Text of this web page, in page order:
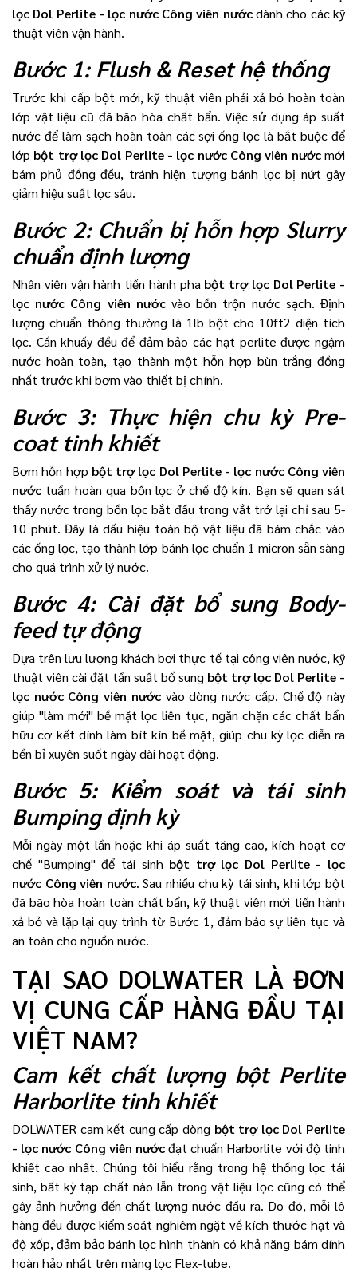
lọc Dol Perlite - lọc nước Công viên nướcdành cho các kỹ
thuật viên vận hành.
Bước 1: Flush & Reset hệ thống
Trước khi cấp bột mới, kỹ thuật viên phải xả bỏ hoàn toàn
lớp vật liệu cũ đã bão hòa chất bẩn. Việc sử dụng áp suất
nước để làm sạch hoàn toàn các sợi ống lọc là bắt buộc để
lớp bột trợ lọc Dol Perlite - lọc nước Công viên nướcmới
bám phủ đồng đều, tránh hiện tượng bánh lọc bị nứt gây
giảm hiệu suất lọc sâu.
Bước 2: Chuẩn bị hỗn hợp Slurry
chuẩn định lượng
Nhân viên vận hành tiến hành pha bột trợ lọc Dol Perlite -
lọc nước Công viên nướcvào bồn trộn nước sạch. Định
lượng chuẩn thông thường là 1lb bột cho 10ft2 diện tích
lọc. Cần khuấy đều để đảm bảo các hạt perlite được ngậm
nước hoàn toàn, tạo thành một hỗn hợp bùn trắng đồng
nhất trước khi bơm vào thiết bị chính.
Bước 3: Thực hiện chu kỳ Pre-
coat tinh khiết
Bơm hỗn hợp bột trợ lọc Dol Perlite - lọc nước Công viên
nước tuần hoàn qua bồn lọc ở chế độ kín. Bạn sẽ quan sát
thấy nước trong bồn lọc bắt đầu trong vắt trở lại chỉ sau 5-
10 phút. Đây là dấu hiệu toàn bộ vật liệu đã bám chắc vào
các ống lọc, tạo thành lớp bánh lọc chuẩn 1 micron sẵn sàng
cho quá trình xử lý nước.
Bước 4: Cài đặt bổ sung Body-
feed tự động
Dựa trên lưu lượng khách bơi thực tế tại công viên nước, kỹ
thuật viên cài đặt tần suất bổ sung bột trợ lọc Dol Perlite -
lọc nước Công viên nướcvào dòng nước cấp. Chế độ này
giúp "làm mới" bề mặt lọc liên tục, ngăn chặn các chất bẩn
hữu cơ kết dính làm bít kín bề mặt, giúp chu kỳ lọc diễn ra
bền bỉ xuyên suốt ngày dài hoạt động.
Bước 5: Kiểm soát và tái sinh
Bumping định kỳ
Mỗi ngày một lần hoặc khi áp suất tăng cao, kích hoạt cơ
chế "Bumping" để tái sinh bột trợ lọc Dol Perlite - lọc
nước Công viên nước. Sau nhiều chu kỳ tái sinh, khi lớp bột
đã bão hòa hoàn toàn chất bẩn, kỹ thuật viên mới tiến hành
xả bỏ và lặp lại quy trình từ Bước 1, đảm bảo sự liên tục và
an toàn cho nguồn nước.
TẠI SAO DOLWATER LÀ ĐƠN
VỊ CUNG CẤP HÀNG ĐẦU TẠI
VIỆT NAM?
Cam kết chất lượng bột Perlite
Harborlite tinh khiết
DOLWATER cam kết cung cấp dòng bột trợ lọc Dol Perlite
- lọc nước Công viên nướcđạt chuẩn Harborlite với độ tinh
khiết cao nhất. Chúng tôi hiểu rằng trong hệ thống lọc tái
sinh, bất kỳ tạp chất nào lẫn trong vật liệu lọc cũng có thể
gây ảnh hưởng đến chất lượng nước đầu ra. Do đó, mỗi lô
hàng đều được kiểm soát nghiêm ngặt về kích thước hạt và
độ xốp, đảm bảo bánh lọc hình thành có khả năng bám dính
hoàn hảo nhất trên màng lọc Flex-tube.